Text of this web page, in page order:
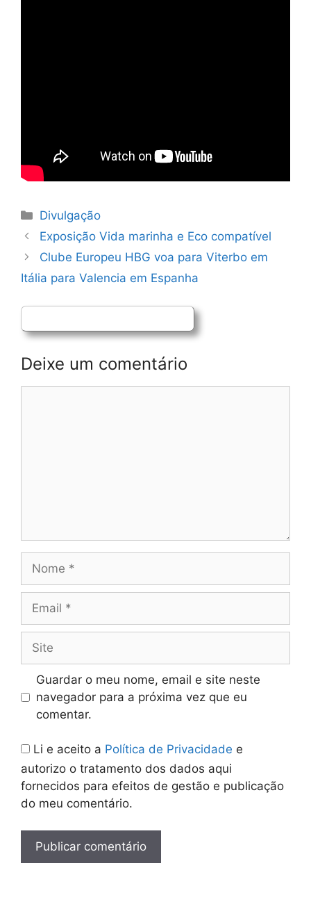
Categorias
Divulgação
Navegação
de
Exposição Vida marinha e Eco compatível
Clube Europeu HBG voa para Viterbo em
Itália para Valencia em Espanha
Deixe um comentário
Guardar o meu nome, email e site neste
navegador para a próxima vez que eu
comentar.
Li e aceito a Política de Privacidade e
autorizo o tratamento dos dados aqui
fornecidos para efeitos de gestão e publicação
do meu comentário.